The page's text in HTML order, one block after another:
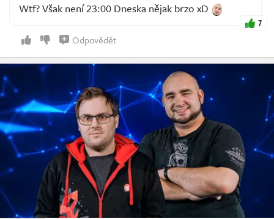
Wtf? Však není 23:00 Dneska nějak brzo xD
7
Odpovědět